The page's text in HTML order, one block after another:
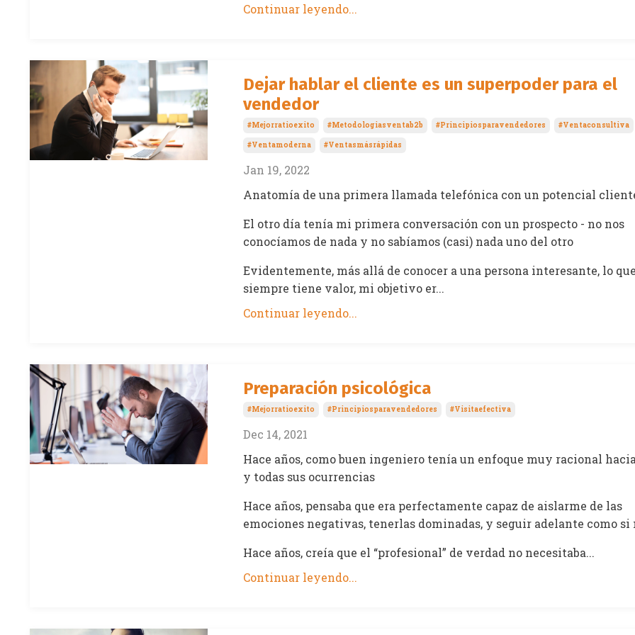
Continuar leyendo...
Dejar hablar el cliente es un superpoder para el
vendedor
#mejorratioexito #metodologiasventab2b #principiosparavendedores #ventaconsultiva
#ventamoderna #ventasmásrápidas
Jan 19, 2022
Anatomía de una primera llamada telefónica con un potencial
El otro día tenía mi primera conversación con un prospecto - no nos
conocíamos de nada y no sabíamos (casi) nada uno del otro
Evidentemente, más allá de conocer a una persona interesante, lo
siempre tiene valor, mi objetivo er...
Continuar leyendo...
Preparación psicológica
#mejorratioexito #principiosparavendedores #visitaefectiva
Dec 14, 2021
Hace años, como buen ingeniero tenía un enfoque muy racional
y todas sus ocurrencias
Hace años, pensaba que era perfectamente capaz de aislarme de las
emociones negativas, tenerlas dominadas, y seguir adelante como si
Hace años, creía que el “profesional” de verdad no necesitaba...
Continuar leyendo...